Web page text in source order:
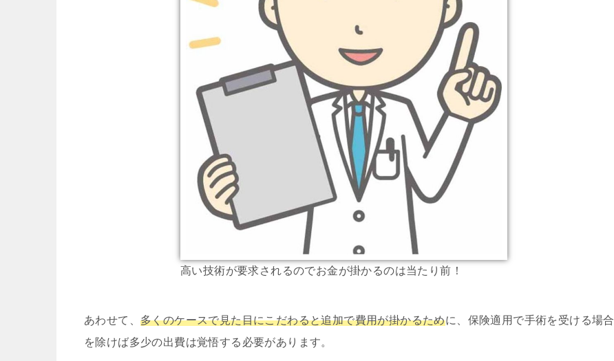
高い技術が要求されるのでお金が掛かるのは当たり前！
あわせて、 多くのケースで見た目にこだわると追加で費用が掛かるために、保険適用で手術を受ける場合
を除けば多少の出費は覚悟する必要があります。